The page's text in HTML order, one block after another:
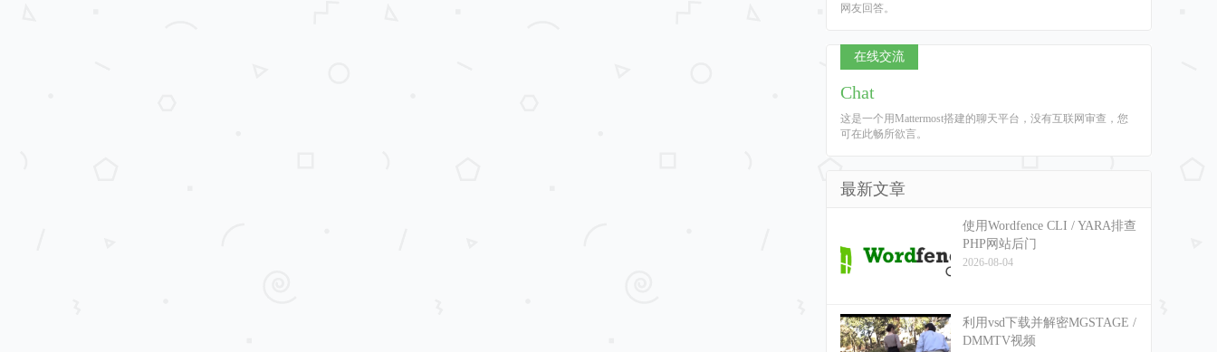
网友回答。
在线交流
Chat
这是一个用Mattermost搭建的聊天平台，没有互联网审查，您
可在此畅所欲言。
最新文章
使用Wordfence CLI / YARA排查
PHP网站后门
2026-08-04
利用vsd下载并解密MGSTAGE /
DMMTV视频